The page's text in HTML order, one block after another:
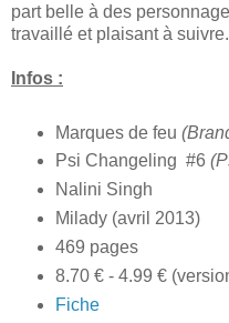
part belle à des
travaillé et plaisant à suivre.
Infos :
Marques de feu
Psi Changeling #6
Nalini Singh
Milady (avril 2013)
469 pages
8.70 € - 4.99 €
Fiche